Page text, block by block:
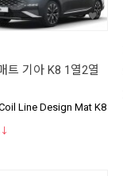
트 기아 K8 1열2열
Line Design Mat K8